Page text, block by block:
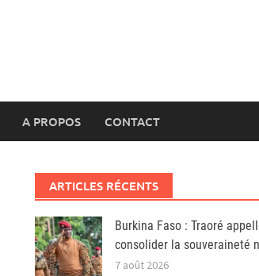
A PROPOS CONTACT
ARTICLES RÉCENTS
Burkina Faso : Traoré
consolider la souveraineté
7 août 2026